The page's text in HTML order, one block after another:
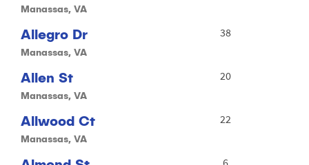
Manassas, VA
Allegro Dr
Manassas, VA
38
Allen St
Manassas, VA
20
Allwood Ct
Manassas, VA
22
6